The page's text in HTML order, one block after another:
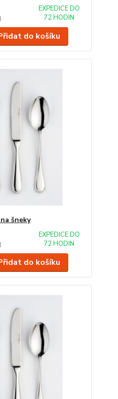
EXPEDICE DO
72 HODIN
do košíku
šneky
EXPEDICE DO
72 HODIN
do košíku